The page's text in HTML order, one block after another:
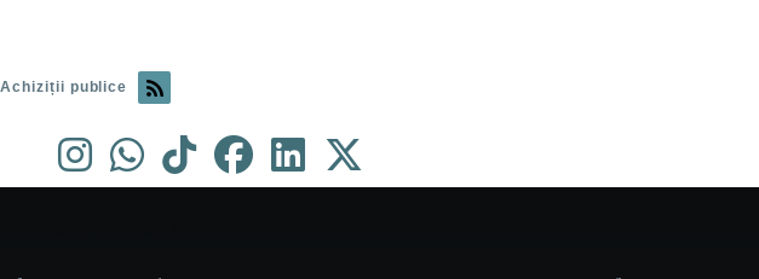
Achiziții publice